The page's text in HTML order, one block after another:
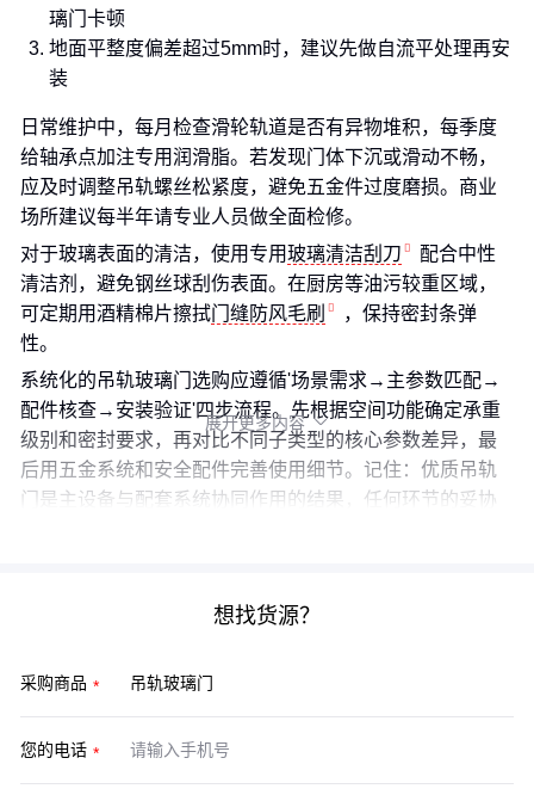
璃门卡顿
地面平整度偏差超过5mm时，建议先做自流平处理再安
装
日常维护中，每月检查滑轮轨道是否有异物堆积，每季度
给轴承点加注专用润滑脂。若发现门体下沉或滑动不畅，
应及时调整吊轨螺丝松紧度，避免五金件过度磨损。商业
场所建议每半年请专业人员做全面检修。
对于玻璃表面的清洁，使用专用玻璃清洁刮刀
配合中性
清洁剂，避免钢丝球刮伤表面。在厨房等油污较重区域，
可定期用酒精棉片擦拭门缝防风毛刷
，保持密封条弹
性。
系统化的吊轨玻璃门选购应遵循'场景需求→主参数匹配→
配件核查→安装验证'四步流程。先根据空间功能确定承重
级别和密封要求，再对比不同子类型的核心参数差异，最
后用五金系统和安全配件完善使用细节。记住：优质吊轨
门是主设备与配套系统协同作用的结果，任何环节的妥协
展开更多内容 
想找货源？
采购商品
您的电话